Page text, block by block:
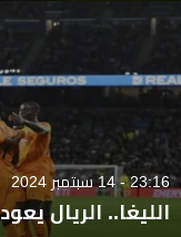
23:16 - 14 سبتمبر 2024
الليغا.. الريال